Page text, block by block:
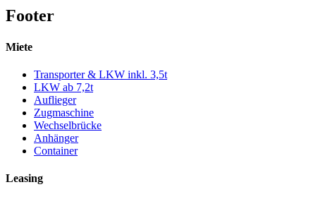
Footer
Miete
Transporter & LKW inkl. 3,5t
LKW ab 7,2t
Auflieger
Zugmaschine
Wechselbrücke
Anhänger
Container
Leasing